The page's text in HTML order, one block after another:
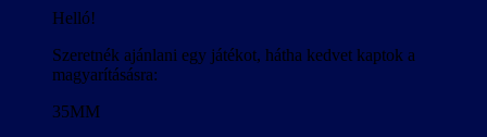
Helló!
Szeretnék ajánlani egy játékot, hátha kedvet kaptok a
magyarításásra:
35MM